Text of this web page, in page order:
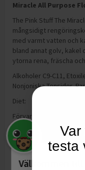
Miracle All Purpose
The Pink Stuff The
mångsidigt
med varmt vatten och
bland annat golv, kakel
ytorna rena, fräscha
Alkoholer C9-C11,
Nonjoniska Tensider,
Diet:
Förvaring:
Välkommen till
testa